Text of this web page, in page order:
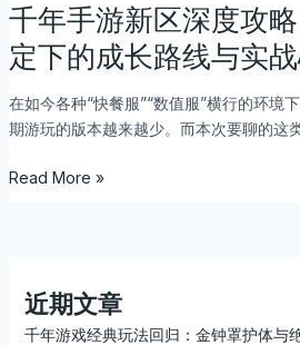
千年手游新区深度攻
定下的成长路线与实
在如今各种“快餐服”“数值服”横行的环境
期游玩的版本越来越少。而本次要聊的这
千
年
手
新
区
Read More »
近期文章
千年游戏经典玩法回归：金钟罩护体与